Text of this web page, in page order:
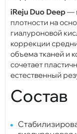
iReju Duo Deep—
плотности на
гиалуроновой
коррекции
объема тканей и
сочетает
естественный
Состав